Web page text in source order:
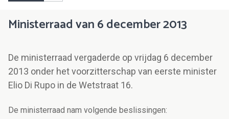
Ministerraad van 6 december 2013
De ministerraad vergaderde op vrijdag 6 december
2013 onder het voorzitterschap van eerste minister
Elio Di Rupo in de Wetstraat 16.
De ministerraad nam volgende beslissingen: